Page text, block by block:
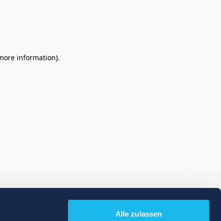
Alle zulassen
information).